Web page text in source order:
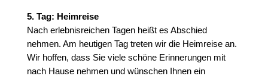
5. Tag: Heimreise
Nach erlebnisreichen Tagen heißt es Abschied
nehmen. Am heutigen Tag treten wir die Heimreise an.
Wir hoffen, dass Sie viele schöne Erinnerungen mit
nach Hause nehmen und wünschen Ihnen ein